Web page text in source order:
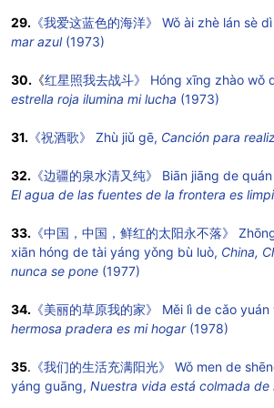
29. 《我爱这蓝色的海洋》 Wǒ ài zhè lán sè
mar azul(1973)
30. 《红星照我去战斗》 Hóng xīng zhào wǒ
estrella roja ilumina mi lucha (1973)
31. 《祝酒歌》 Zhù jiǔ gē, Canción para
32. 《边疆的泉水清又纯》 Biān jiāng de
El agua de las fuentes de la frontera es
33. 《中国，中国，鲜红的太阳永不落》
xiān hóng de tài yáng yǒng bù luò, China,
nunca se pone (1977)
34. 《美丽的草原我的家》 Měi lì de cǎo yuán
hermosa pradera es mi hogar (1978)
35. 《我们的生活充满阳光》 Wǒ men de
yáng guāng, Nuestra vida está colmada de